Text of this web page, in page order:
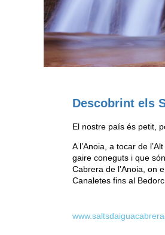
Descobrint els
El nostre país és petit,
A l’Anoia, a tocar de
gaire coneguts i que
Cabrera de l’Anoia, on
Canaletes fins al Bedorc.